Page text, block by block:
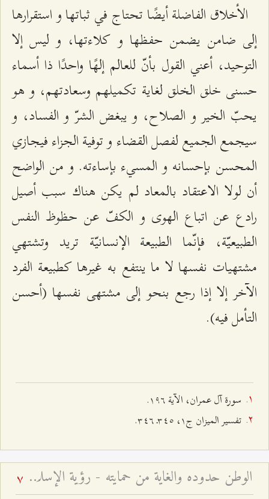
الأخلاق الفاضلة أيضًا تحتاج في ثباتها و استقرارها
إلى ضامن يضمن حفظها و كلاءتها، و ليس إلا
التوحيد، أعني القول بأنّ للعالم إلهًا واحدًا ذا أسماء
حسنى خلق الخلق لغاية تكميلهم وسعادتهم، و هو
يحبّ الخير و الصلاح، و يبغض الشرّ و الفساد، و
سيجمع الجميع لفصل القضاء و توفية الجزاء فيجازي
المحسن بإحسانه و المسي‌ء بإساءته. و من الواضح
أن لولا الاعتقاد بالمعاد لم يكن هناك سبب أصيل
رادع عن اتباع الهوى و الكفّ عن حظوظ النفس
الطبيعيّة، فإنّما الطبيعة الإنسانيّة تريد وتشتهي
مشتهيات نفسها لا ما ينتفع به غيرها كطبيعة الفرد
الآخر إلا إذا رجع بنحو إلى مشتهى نفسها (أحسن
التأمل فيه).
سورة آل عمران، الآية ١٩٦.
تفسير الميزان ج۱، ٣٤٥ـ ٣٤٦.
الوطن حدوده والغاية من حمايته - رؤية الإسلام حول القوميّة والوطنيّة 7